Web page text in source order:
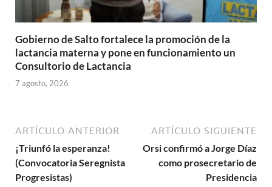
Gobierno de Salto fortalece la promoción de la
lactancia materna y pone en funcionamiento un
Consultorio de Lactancia
7 agosto, 2026
ARTÍCULO ANTERIOR
¡Triunfó la esperanza!
(Convocatoria Seregnista
Progresistas)
ARTÍCULO SIGUIENTE
Orsi confirmó a Jorge Díaz
como prosecretario de
Presidencia